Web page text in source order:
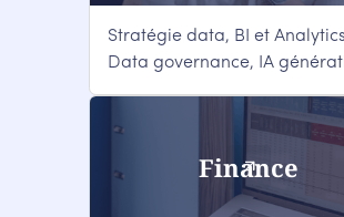
Stratégie data, BI et
Data governance, IA
Finance